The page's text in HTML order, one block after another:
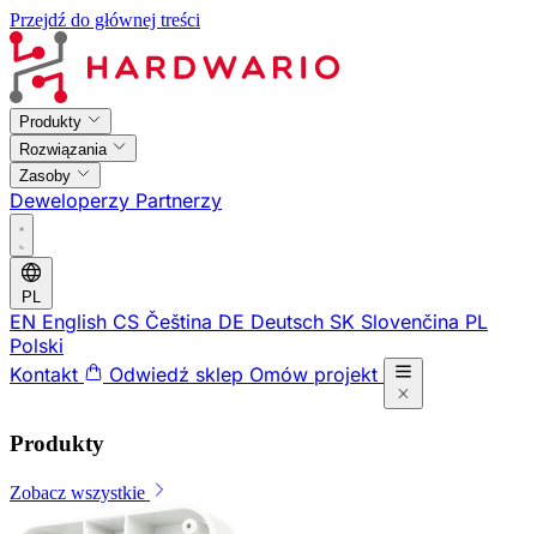
Przejdź do głównej treści
Produkty
Rozwiązania
Zasoby
Deweloperzy Partnerzy
PL
EN English CS Čeština DE Deutsch SK Slovenčina PL
Polski
Kontakt
Odwiedź sklep Omów projekt
Produkty
Zobacz wszystkie